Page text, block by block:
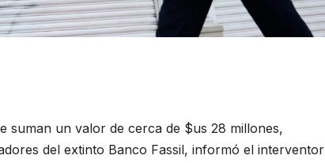
suman un valor de cerca de $us 28 millones,
del extinto Banco Fassil, informó el interventor